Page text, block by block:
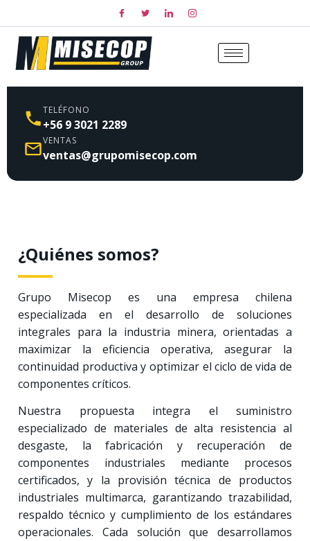
TELÉFONO
+56 9 3021 2289
VENTAS
ventas@grupomisecop.com
¿Quiénes somos?
Grupo Misecop es una empresa chilena
especializada en el desarrollo de soluciones
integrales para la industria minera, orientadas a
maximizar la eficiencia operativa, asegurar la
continuidad productiva y optimizar el ciclo de vida de
componentes críticos.
Nuestra propuesta integra el suministro
especializado de materiales de alta resistencia al
desgaste, la fabricación y recuperación de
componentes industriales mediante procesos
certificados, y la provisión técnica de productos
industriales multimarca, garantizando trazabilidad,
respaldo técnico y cumplimiento de los estándares
operacionales. Cada solución que desarrollamos